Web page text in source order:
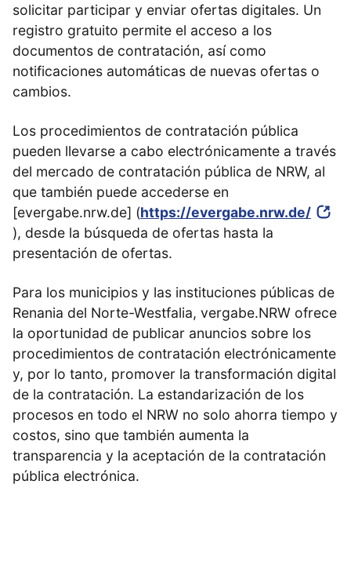
solicitar participar y enviar ofertas digitales. Un
registro gratuito permite el acceso a los
documentos de contratación, así como
notificaciones automáticas de nuevas ofertas o
cambios.
Los procedimientos de contratación pública
pueden llevarse a cabo electrónicamente a través
del mercado de contratación pública de NRW, al
que también puede accederse en
[evergabe.nrw.de] (https://evergabe.nrw.de/
), desde la búsqueda de ofertas hasta la
presentación de ofertas.
Para los municipios y las instituciones públicas de
Renania del Norte-Westfalia, vergabe.NRW ofrece
la oportunidad de publicar anuncios sobre los
procedimientos de contratación electrónicamente
y, por lo tanto, promover la transformación digital
de la contratación. La estandarización de los
procesos en todo el NRW no solo ahorra tiempo y
costos, sino que también aumenta la
transparencia y la aceptación de la contratación
pública electrónica.